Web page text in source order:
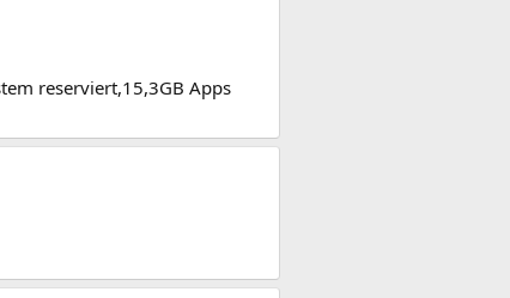
reserviert,15,3GB Apps